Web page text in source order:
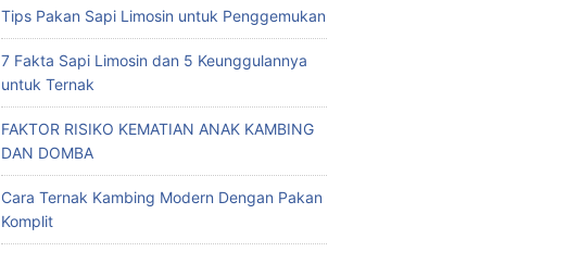
Tips Pakan Sapi Limosin untuk Penggemukan
7 Fakta Sapi Limosin dan 5 Keunggulannya
untuk Ternak
FAKTOR RISIKO KEMATIAN ANAK KAMBING
DAN DOMBA
Cara Ternak Kambing Modern Dengan Pakan
Komplit